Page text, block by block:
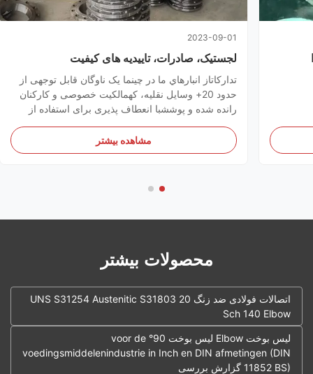
2023-09-01
لجستیک، صادرات، تاییدیه های کیفیت
تدارکاتاز انبارهاي ما در چينما یک ناوگان قابل توجهی از
حدود 20+ وسایل نقلیه، کهمالکیت خصوصی و کارکنان
رانده شده و پوششبا انعطاف پذیری برای استفاده از
وسیستم ردیابی ماهواره ای ما، ما همیشه قادر بهشما را
از پیشرفت سفارش خود مطلع نگه دارید صادراتما تمام
مشاهده بیشتر
محصولات بیشتر
اتصالات فولادی ضد زنگ UNS S31254 Austenitic S31803 20
Sch 140 Elbow
لیس بوخت Elbow لیس بوخت 90° voor de
voedingsmiddelenindustrie in Inch en DIN afmetingen (DIN
11852 BS) گزارش بررسی